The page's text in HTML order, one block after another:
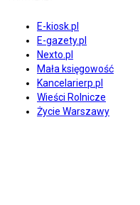
E-kiosk.pl
E-gazety.pl
Nexto.pl
Mała księgowość
Kancelarierp.pl
Wieści Rolnicze
Życie Warszawy